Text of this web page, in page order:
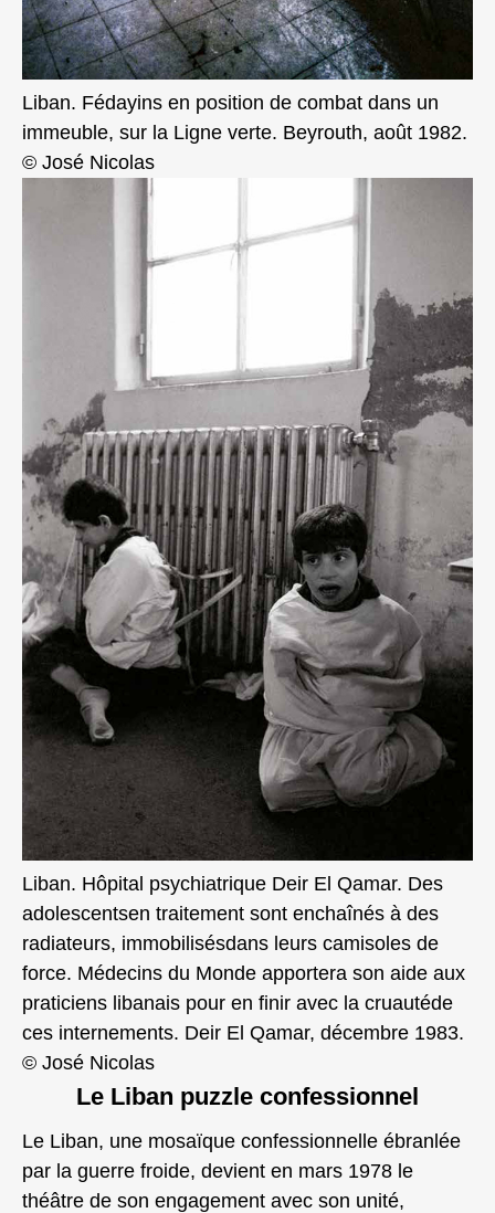
Liban. Fédayins en position de combat dans un
immeuble, sur la Ligne verte. Beyrouth, août 1982.
© José Nicolas
Liban. Hôpital psychiatrique Deir El Qamar. Des
adolescentsen traitement sont enchaînés à des
radiateurs, immobilisésdans leurs camisoles de
force. Médecins du Monde apportera son aide aux
praticiens libanais pour en finir avec la cruautéde
ces internements. Deir El Qamar, décembre 1983.
© José Nicolas
Le Liban puzzle confessionnel
Le Liban, une mosaïque confessionnelle ébranlée
par la guerre froide, devient en mars 1978 le
théâtre de son engagement avec son unité,